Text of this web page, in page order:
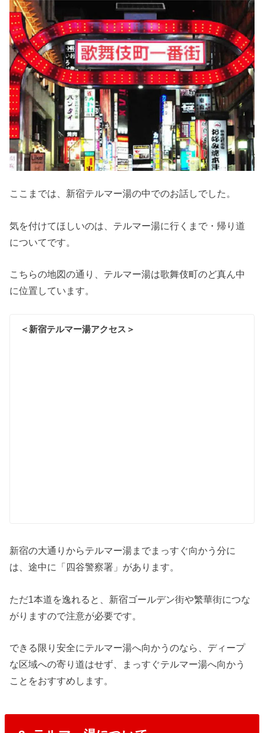
ここまでは、新宿テルマー湯の中でのお話しでした。
気を付けてほしいのは、テルマー湯に行くまで・帰り道
についてです。
こちらの地図の通り、テルマー湯は歌舞伎町のど真ん中
に位置しています。
＜新宿テルマー湯アクセス＞
新宿の大通りからテルマー湯までまっすぐ向かう分に
は、途中に「四谷警察署」があります。
ただ1本道を逸れると、新宿ゴールデン街や繁華街につな
がりますので注意が必要です。
できる限り安全にテルマー湯へ向かうのなら、ディープ
な区域への寄り道はせず、まっすぐテルマー湯へ向かう
ことをおすすめします。